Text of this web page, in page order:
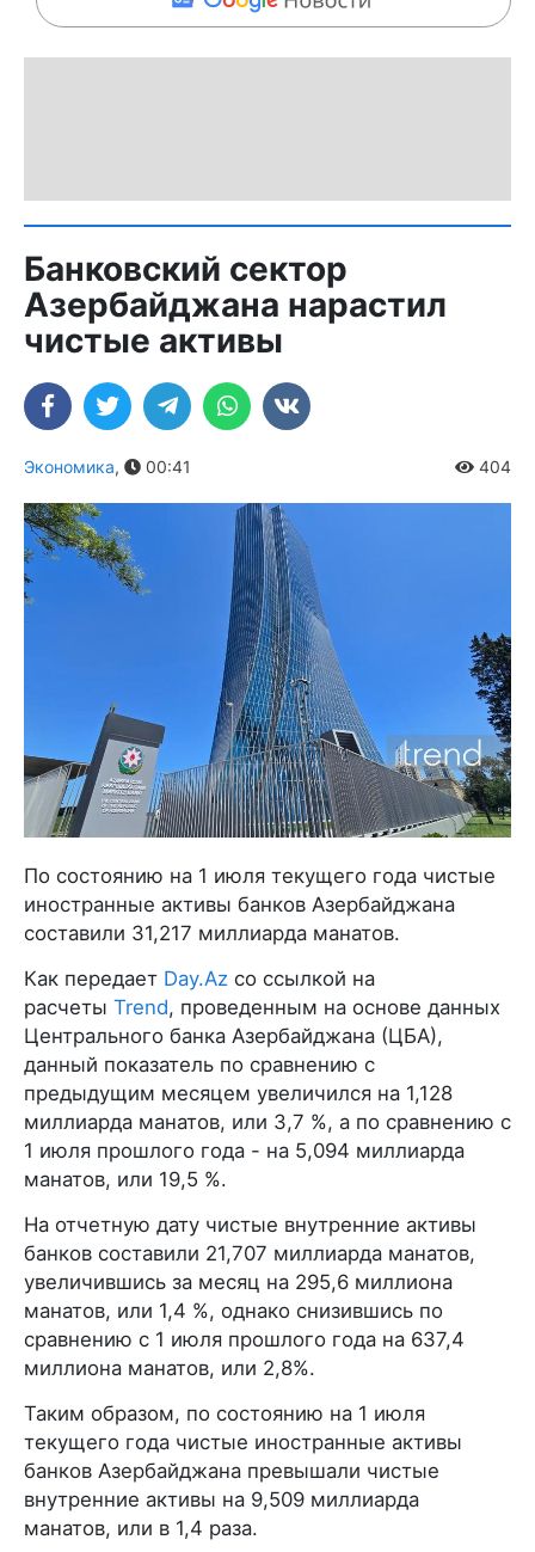
Банковский сектор
Азербайджана нарастил
чистые активы
Экономика, 00:41 404
По состоянию на 1 июля текущего года чистые
иностранные активы банков Азербайджана
составили 31,217 миллиарда манатов.
Как передает Day.Az со ссылкой на
расчеты Trend, проведенным на основе данных
Центрального банка Азербайджана (ЦБА),
данный показатель по сравнению с
предыдущим месяцем увеличился на 1,128
миллиарда манатов, или 3,7 %, а по сравнению с
1 июля прошлого года - на 5,094 миллиарда
манатов, или 19,5 %.
На отчетную дату чистые внутренние активы
банков составили 21,707 миллиарда манатов,
увеличившись за месяц на 295,6 миллиона
манатов, или 1,4 %, однако снизившись по
сравнению с 1 июля прошлого года на 637,4
миллиона манатов, или 2,8%.
Таким образом, по состоянию на 1 июля
текущего года чистые иностранные активы
банков Азербайджана превышали чистые
внутренние активы на 9,509 миллиарда
манатов, или в 1,4 раза.